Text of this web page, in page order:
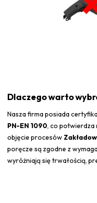
Dlaczego warto
Nasza firma posiada
PN-EN 1090, co potwierdza
objęcie procesów
poręcze są zgodne z
wyróżniają się trwałością,